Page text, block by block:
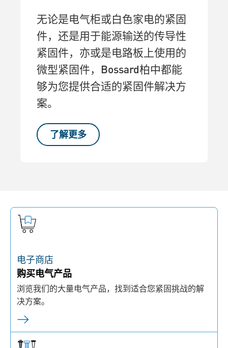
无论是电气柜或白色家电的紧固
件，还是用于能源输送的传导性
紧固件，亦或是电路板上使用的
微型紧固件，Bossard柏中都能
够为您提供合适的紧固件解决方
案。
了解更多
电子商店
购买电气产品
浏览我们的大量电气产品，找到适合您紧固挑战的解
决方案。